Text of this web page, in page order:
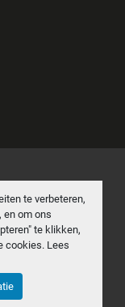
te verbeteren,
en om ons
te klikken,
cookies. Lees
Machinio